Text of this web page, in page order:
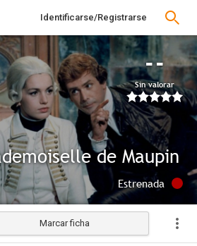
Identificarse/Registrarse
--
Sin valorar
de Maupin
Estrenada
Marcar ficha